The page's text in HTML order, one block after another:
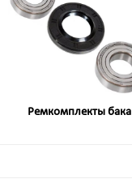
Ремкомплекты бака